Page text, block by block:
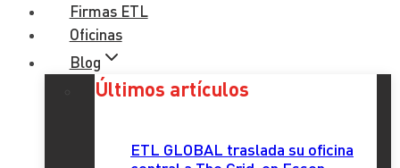
Firmas ETL
Oficinas
Blog
Últimos artículos
ETL GLOBAL traslada su oficina